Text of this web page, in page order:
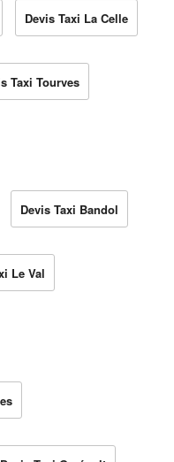
Devis Taxi La Celle
Taxi Tourves
Devis Taxi Bandol
Le Val